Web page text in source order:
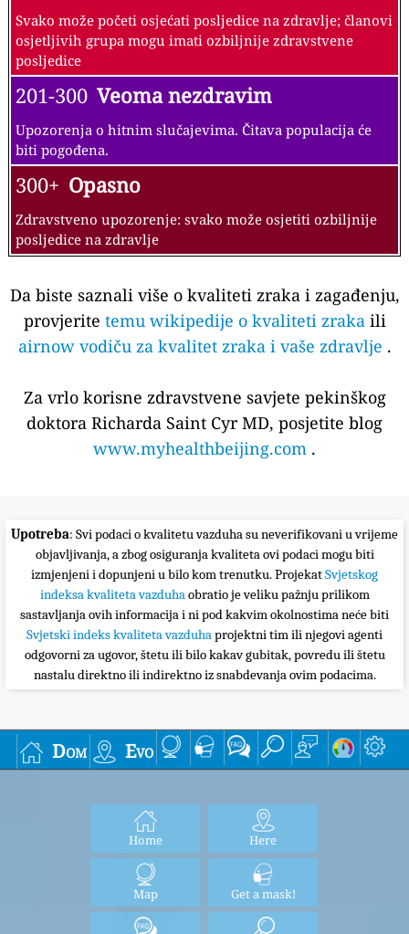
Svako može početi osjećati posljedice na zdravlje; članovi
osjetljivih grupa mogu imati ozbiljnije zdravstvene
posljedice
201-300 Veoma nezdravim
Upozorenja o hitnim slučajevima. Čitava populacija će
biti pogođena.
300+ Opasno
Zdravstveno upozorenje: svako može osjetiti ozbiljnije
posljedice na zdravlje
Da biste saznali više o kvaliteti zraka i zagađenju,
provjerite temu wikipedije o kvaliteti zraka ili
airnow vodiču za kvalitet zraka i vaše zdravlje .
Za vrlo korisne zdravstvene savjete pekinškog
doktora Richarda Saint Cyr MD, posjetite blog
www.myhealthbeijing.com .
Upotreba: Svi podaci o kvalitetu vazduha su neverifikovani u vrijeme
objavljivanja, a zbog osiguranja kvaliteta ovi podaci mogu biti
izmjenjeni i dopunjeni u bilo kom trenutku. ProjekatSvjetskog
indeksa kvaliteta vazduhaobratio je veliku pažnju prilikom
sastavljanja ovih informacija i ni pod kakvim okolnostima neće biti
Svjetski indeks kvaliteta vazduhaprojektni tim ili njegovi agenti
odgovorni za ugovor, štetu ili bilo kakav gubitak, povredu ili štetu
nastalu direktno ili indirektno iz snabdevanja ovim podacima.
Dom Evo
Home Here
Map Get a mask!